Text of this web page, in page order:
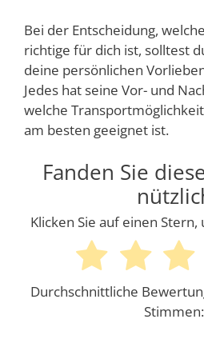
Bei der Entscheidung,
richtige für dich ist, solltest
deine persönlichen
Jedes hat seine Vor- und
welche
am besten geeignet ist.
Fanden Sie
Klicken Sie auf einen
Durchschnittliche
Stimmen: